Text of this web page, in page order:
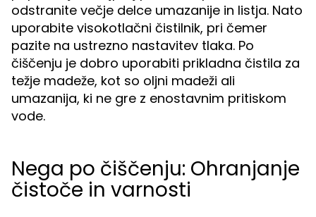
odstranite večje delce umazanije in listja. Nato
uporabite visokotlačni čistilnik, pri čemer
pazite na ustrezno nastavitev tlaka. Po
čiščenju je dobro uporabiti prikladna čistila za
težje madeže, kot so oljni madeži ali
umazanija, ki ne gre z enostavnim pritiskom
vode.
Nega po čiščenju: Ohranjanje
čistoče in varnosti